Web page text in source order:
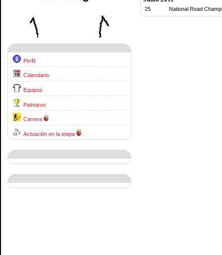
Perfil
Calendario
Equipos
Palmares
Carrera
Actuación en la etapa
25 National Road